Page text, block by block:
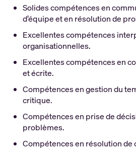
Solides compétences en
d’équipe et en résolution de
Excellentes compétences
organisationnelles.
Excellentes compétences en
et écrite.
Compétences en gestion du
critique.
Compétences en prise de
problèmes.
Compétences en résolution de